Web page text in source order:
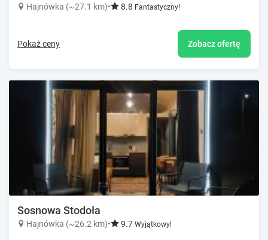
Hajnówka (~27.1 km)• 8.8 Fantastyczny!
Pokaż ceny Zobacz ofertę
Sosnowa Stodoła
Hajnówka (~26.2 km)• 9.7 Wyjątkowy!